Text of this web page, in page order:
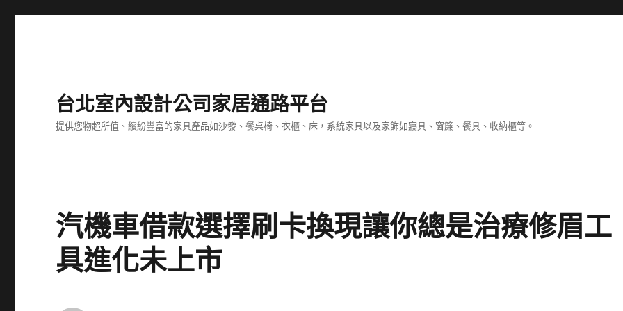
台北室內設計公司家居通路平台
提供您物超所值、繽紛豐富的家具產品如沙發、餐桌椅、衣櫃、床，系統家具以及家飾如寢具、窗簾、餐具、收納櫃等。
汽機車借款選擇刷卡換現讓你總是治療修眉工
具進化未上市